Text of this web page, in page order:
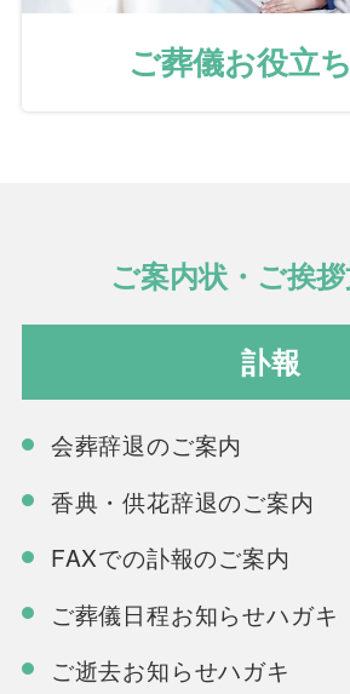
ご葬儀お役立
ご案内状・ご挨
訃報
会葬辞退のご案内
香典・供花辞退のご案内
FAXでの訃報のご案内
ご葬儀日程お知らせハガキ
ご逝去お知らせハガキ